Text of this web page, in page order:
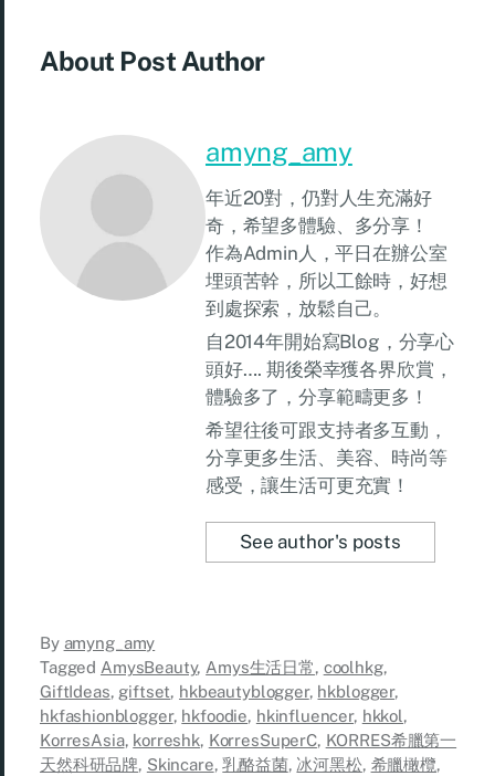
About Post Author
amyng_amy
年近20對，仍對人生充滿好
奇，希望多體驗、多分享！
作為Admin人，平日在辦公室
埋頭苦幹，所以工餘時，好想
到處探索，放鬆自己。
自2014年開始寫Blog，分享心
頭好…. 期後榮幸獲各界欣賞，
體驗多了，分享範疇更多！
希望往後可跟支持者多互動，
分享更多生活、美容、時尚等
感受，讓生活可更充實！
See author's posts
By amyng_amy
Tagged AmysBeauty, Amys生活日常, coolhkg,
GiftIdeas, giftset, hkbeautyblogger, hkblogger,
hkfashionblogger, hkfoodie, hkinfluencer, hkkol,
KorresAsia, korreshk, KorresSuperC, KORRES希臘第一
天然科研品牌, Skincare,乳酪益菌, 冰河黑松, 希臘橄欖,